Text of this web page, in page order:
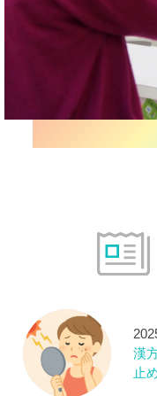
漢
止